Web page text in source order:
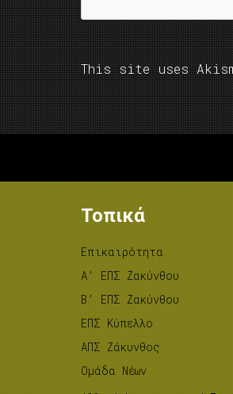
This site uses
Τοπικά
Επικαιρότητα
A’ ΕΠΣ Ζακύνθου
B’ ΕΠΣ Ζακύνθου
ΕΠΣ Κύπελλο
ΑΠΣ Ζάκυνθος
Ομάδα Νέων